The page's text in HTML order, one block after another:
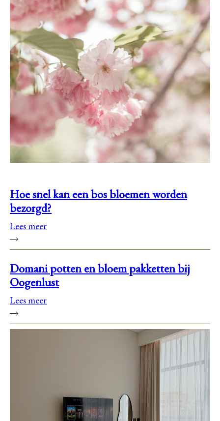
Hoe snel kan een bos bloemen worden
bezorgd?
Lees meer
Domani potten en bloem pakketten bij
Oogenlust
Lees meer